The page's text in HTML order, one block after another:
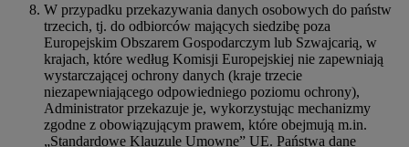
W przypadku przekazywania danych osobowych do państw
trzecich, tj. do odbiorców mających siedzibę poza
Europejskim Obszarem Gospodarczym lub Szwajcarią, w
krajach, które według Komisji Europejskiej nie zapewniają
wystarczającej ochrony danych (kraje trzecie
niezapewniającego odpowiedniego poziomu ochrony),
Administrator przekazuje je, wykorzystując mechanizmy
zgodne z obowiązującym prawem, które obejmują m.in.
„Standardowe Klauzule Umowne” UE. Państwa dane